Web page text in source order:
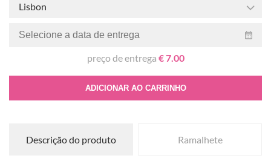
Lisbon
preço de entrega € 7.00
ADICIONAR AO CARRINHO
Descrição do produto Ramalhete